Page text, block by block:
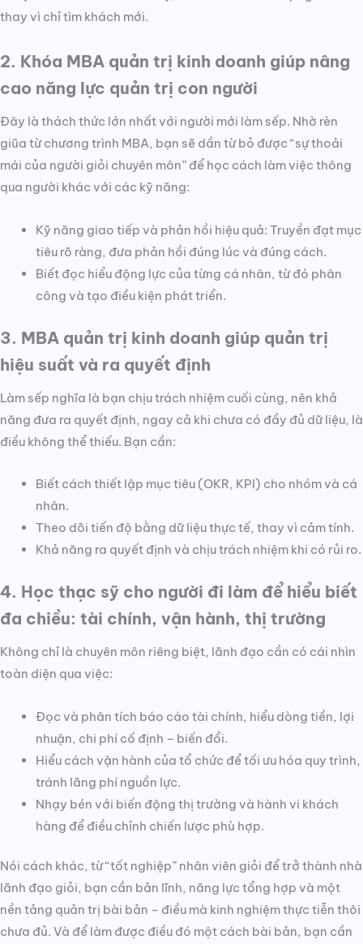
thay vì chỉ tìm khách mới.
2. Khóa MBA quản trị kinh doanh giúp nâng
cao năng lực quản trị con người
Đây là thách thức lớn nhất với người mới làm sếp. Nhờ rèn
giũa từ chương trình MBA, bạn sẽ dần từ bỏ được “sự thoải
mái của người giỏi chuyên môn” để học cách làm việc thông
qua người khác với các kỹ năng:
Kỹ năng giao tiếp và phản hồi hiệu quả: Truyền đạt mục
tiêu rõ ràng, đưa phản hồi đúng lúc và đúng cách.
Biết đọc hiểu động lực của từng cá nhân, từ đó phân
công và tạo điều kiện phát triển.
3. MBA quản trị kinh doanh giúp quản trị
hiệu suất và ra quyết định
Làm sếp nghĩa là bạn chịu trách nhiệm cuối cùng, nên khả
năng đưa ra quyết định, ngay cả khi chưa có đầy đủ dữ liệu, là
điều không thể thiếu. Bạn cần:
Biết cách thiết lập mục tiêu (OKR, KPI) cho nhóm và cá
nhân.
Theo dõi tiến độ bằng dữ liệu thực tế, thay vì cảm tính.
Khả năng ra quyết định và chịu trách nhiệm khi có rủi ro.
4. Học thạc sỹ cho người đi làm để hiểu biết
đa chiều: tài chính, vận hành, thị trường
Không chỉ là chuyên môn riêng biệt, lãnh đạo cần có cái nhìn
toàn diện qua việc:
Đọc và phân tích báo cáo tài chính, hiểu dòng tiền, lợi
nhuận, chi phí cố định – biến đổi.
Hiểu cách vận hành của tổ chức để tối ưu hóa quy trình,
tránh lãng phí nguồn lực.
Nhạy bén với biến động thị trường và hành vi khách
hàng để điều chỉnh chiến lược phù hợp.
Nói cách khác, từ “tốt nghiệp” nhân viên giỏi để trở thành nhà
lãnh đạo giỏi, bạn cần bản lĩnh, năng lực tổng hợp và một
nền tảng quản trị bài bản – điều mà kinh nghiệm thực tiễn thôi
chưa đủ. Và để làm được điều đó một cách bài bản, bạn cần